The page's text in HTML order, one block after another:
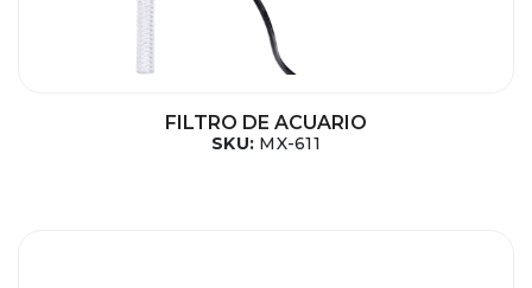
FILTRO DE ACUARIO
SKU: MX-611